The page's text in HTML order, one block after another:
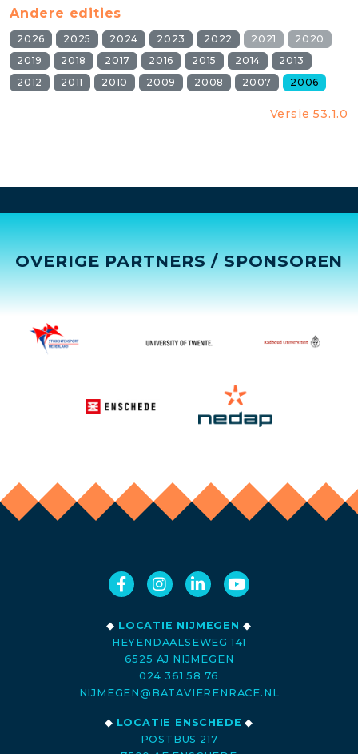
Andere edities
2026 2025 2024 2023 2022 2021
2020
2019
2018 2017 2016 2015 2014
2013
2012
2011 2010 2009 2008 2007 2006
Versie 53.1.0
OVERIGE PARTNERS / SPONSOREN
◆ LOCATIE NIJMEGEN ◆
HEYENDAALSEWEG 141
6525 AJ NIJMEGEN
024 361 58 76
NIJMEGEN@BATAVIERENRACE.NL
◆ LOCATIE ENSCHEDE ◆
POSTBUS 217